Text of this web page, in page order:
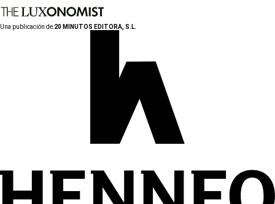
Una publicación de:20 MINUTOS EDITORA, S.L.